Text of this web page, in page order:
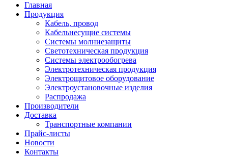
Главная
Продукция
Кабель, провод
Кабельнесущие системы
Системы молниезащиты
Светотехническая продукция
Системы электрообогрева
Электротехническая продукция
Электрощитовое оборудование
Электроустановочные изделия
Распродажа
Производители
Доставка
Транспортные компании
Прайс-листы
Новости
Контакты